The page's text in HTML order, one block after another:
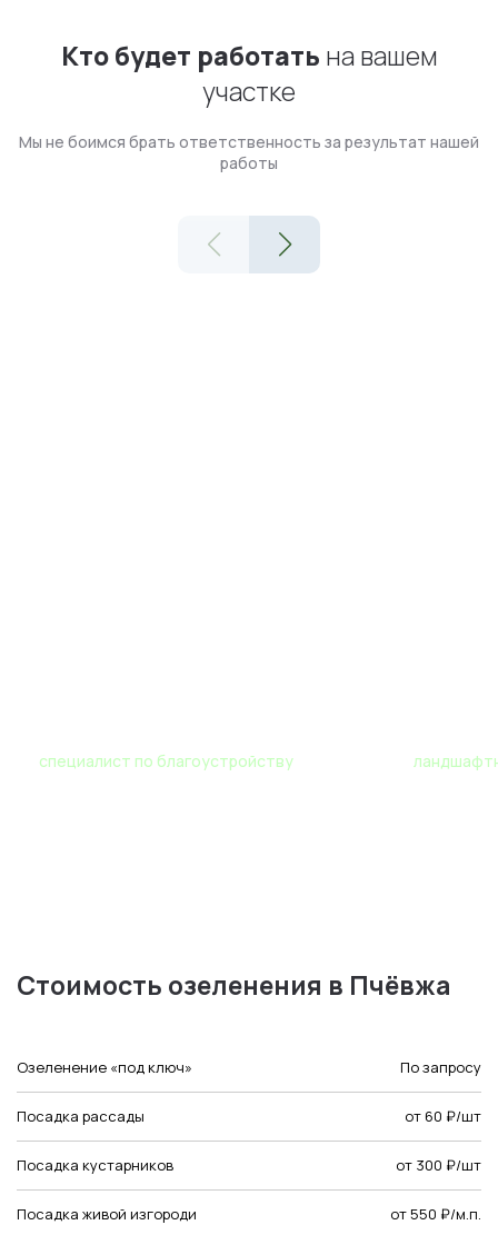
Кто будет работать на вашем
участке
Мы не боимся брать ответственность за результат нашей
работы
специалист по благоустройству
Стоимость озеленения в Пчёвжа
Озеленение «под ключ» По запросу
Посадка рассады от 60 ₽/шт
Посадка кустарников от 300 ₽/шт
Посадка живой изгороди от 550 ₽/м.п.